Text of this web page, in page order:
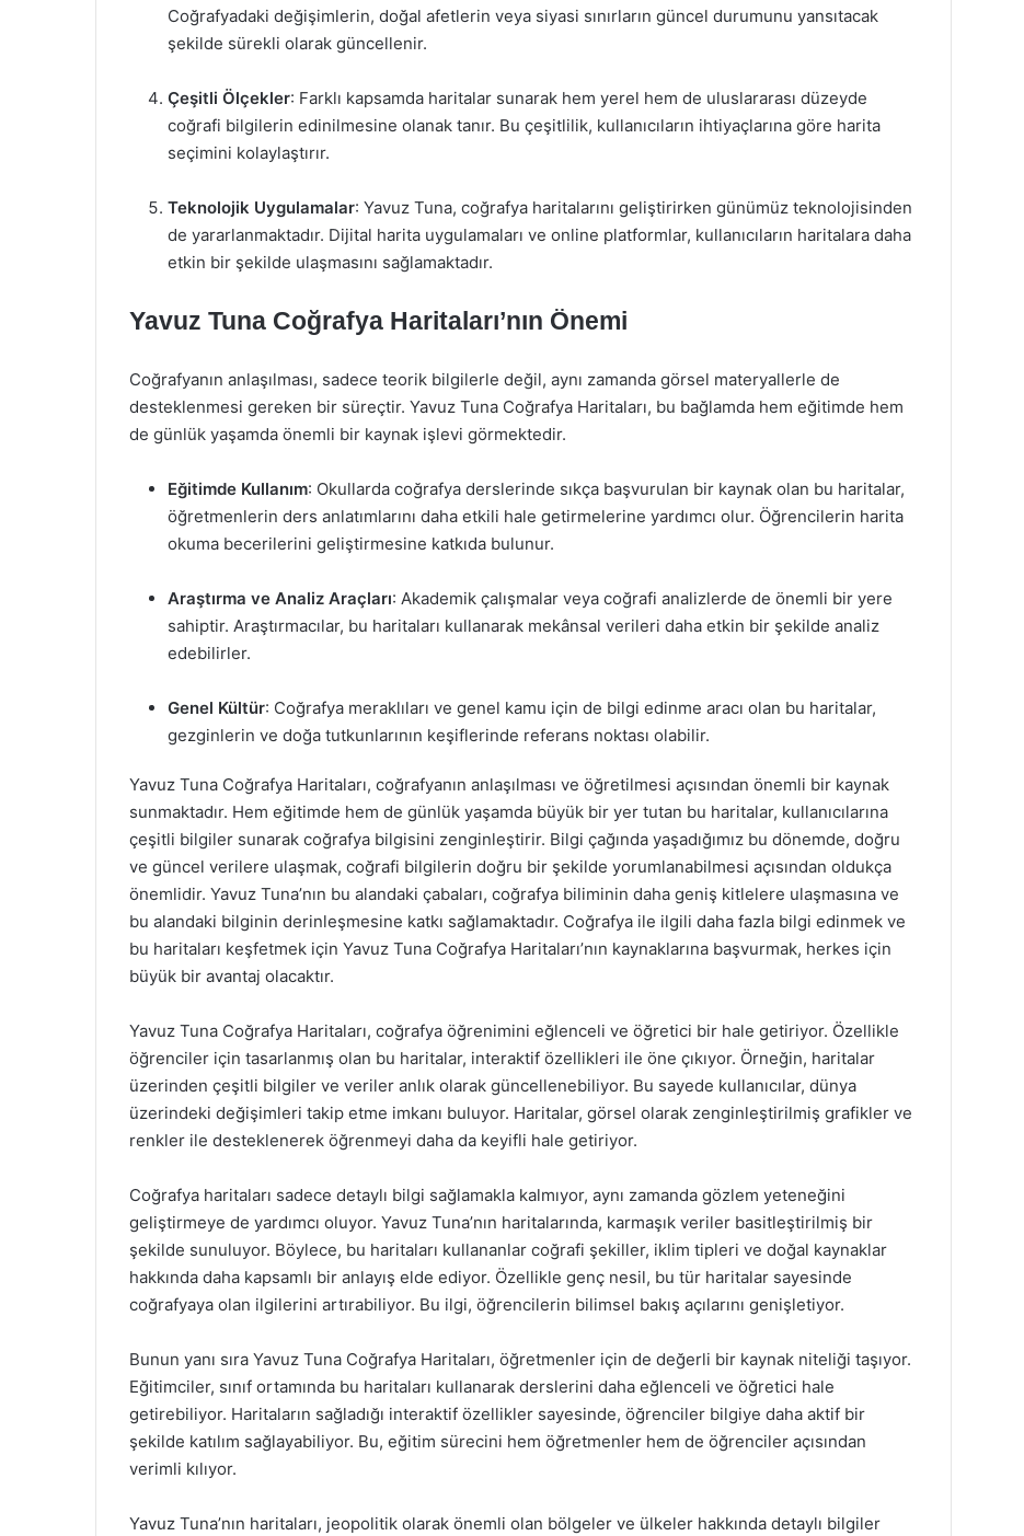
Coğrafyadaki değişimlerin, doğal afetlerin veya siyasi sınırların güncel durumunu yansıtacak
şekilde sürekli olarak güncellenir.
Çeşitli Ölçekler: Farklı kapsamda haritalar sunarak hem yerel hem de uluslararası düzeyde
coğrafi bilgilerin edinilmesine olanak tanır. Bu çeşitlilik, kullanıcıların ihtiyaçlarına göre harita
seçimini kolaylaştırır.
Teknolojik Uygulamalar: Yavuz Tuna, coğrafya haritalarını geliştirirken günümüz teknolojisinden
de yararlanmaktadır. Dijital harita uygulamaları ve online platformlar, kullanıcıların haritalara daha
etkin bir şekilde ulaşmasını sağlamaktadır.
Yavuz Tuna Coğrafya Haritaları’nın Önemi
Coğrafyanın anlaşılması, sadece teorik bilgilerle değil, aynı zamanda görsel materyallerle de
desteklenmesi gereken bir süreçtir. Yavuz Tuna Coğrafya Haritaları, bu bağlamda hem eğitimde hem
de günlük yaşamda önemli bir kaynak işlevi görmektedir.
Eğitimde Kullanım: Okullarda coğrafya derslerinde sıkça başvurulan bir kaynak olan bu haritalar,
öğretmenlerin ders anlatımlarını daha etkili hale getirmelerine yardımcı olur. Öğrencilerin harita
okuma becerilerini geliştirmesine katkıda bulunur.
Araştırma ve Analiz Araçları: Akademik çalışmalar veya coğrafi analizlerde de önemli bir yere
sahiptir. Araştırmacılar, bu haritaları kullanarak mekânsal verileri daha etkin bir şekilde analiz
edebilirler.
Genel Kültür: Coğrafya meraklıları ve genel kamu için de bilgi edinme aracı olan bu haritalar,
gezginlerin ve doğa tutkunlarının keşiflerinde referans noktası olabilir.
Yavuz Tuna Coğrafya Haritaları, coğrafyanın anlaşılması ve öğretilmesi açısından önemli bir kaynak
sunmaktadır. Hem eğitimde hem de günlük yaşamda büyük bir yer tutan bu haritalar, kullanıcılarına
çeşitli bilgiler sunarak coğrafya bilgisini zenginleştirir. Bilgi çağında yaşadığımız bu dönemde, doğru
ve güncel verilere ulaşmak, coğrafi bilgilerin doğru bir şekilde yorumlanabilmesi açısından oldukça
önemlidir. Yavuz Tuna’nın bu alandaki çabaları, coğrafya biliminin daha geniş kitlelere ulaşmasına ve
bu alandaki bilginin derinleşmesine katkı sağlamaktadır. Coğrafya ile ilgili daha fazla bilgi edinmek ve
bu haritaları keşfetmek için Yavuz Tuna Coğrafya Haritaları’nın kaynaklarına başvurmak, herkes için
büyük bir avantaj olacaktır.
Yavuz Tuna Coğrafya Haritaları, coğrafya öğrenimini eğlenceli ve öğretici bir hale getiriyor. Özellikle
öğrenciler için tasarlanmış olan bu haritalar, interaktif özellikleri ile öne çıkıyor. Örneğin, haritalar
üzerinden çeşitli bilgiler ve veriler anlık olarak güncellenebiliyor. Bu sayede kullanıcılar, dünya
üzerindeki değişimleri takip etme imkanı buluyor. Haritalar, görsel olarak zenginleştirilmiş grafikler ve
renkler ile desteklenerek öğrenmeyi daha da keyifli hale getiriyor.
Coğrafya haritaları sadece detaylı bilgi sağlamakla kalmıyor, aynı zamanda gözlem yeteneğini
geliştirmeye de yardımcı oluyor. Yavuz Tuna’nın haritalarında, karmaşık veriler basitleştirilmiş bir
şekilde sunuluyor. Böylece, bu haritaları kullananlar coğrafi şekiller, iklim tipleri ve doğal kaynaklar
hakkında daha kapsamlı bir anlayış elde ediyor. Özellikle genç nesil, bu tür haritalar sayesinde
coğrafyaya olan ilgilerini artırabiliyor. Bu ilgi, öğrencilerin bilimsel bakış açılarını genişletiyor.
Bunun yanı sıra Yavuz Tuna Coğrafya Haritaları, öğretmenler için de değerli bir kaynak niteliği taşıyor.
Eğitimciler, sınıf ortamında bu haritaları kullanarak derslerini daha eğlenceli ve öğretici hale
getirebiliyor. Haritaların sağladığı interaktif özellikler sayesinde, öğrenciler bilgiye daha aktif bir
şekilde katılım sağlayabiliyor. Bu, eğitim sürecini hem öğretmenler hem de öğrenciler açısından
verimli kılıyor.
Yavuz Tuna’nın haritaları, jeopolitik olarak önemli olan bölgeler ve ülkeler hakkında detaylı bilgiler